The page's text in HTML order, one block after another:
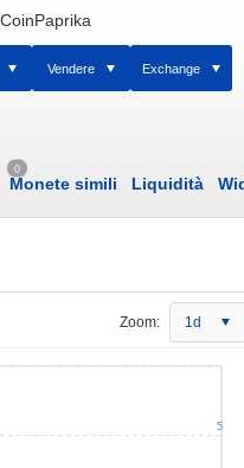
Vendere Exchange
0
Monete simili Liquidità
Zoom: 1d
5